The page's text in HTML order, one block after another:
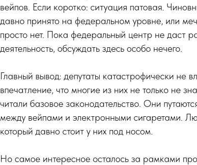
вейпов. Если коротко: ситуация патовая.
давно принято на федеральном уровне, или
просто нет. Пока федеральный центр не даст
деятельность, обсуждать здесь особо нечего.
Главный вывод: депутаты катастрофически не
впечатление, что многие из них не только не
читали базовое законодательство. Они
между вейпами и электронными сигаретами.
который давно стоит у них под носом.
Но самое интересное осталось за рамками